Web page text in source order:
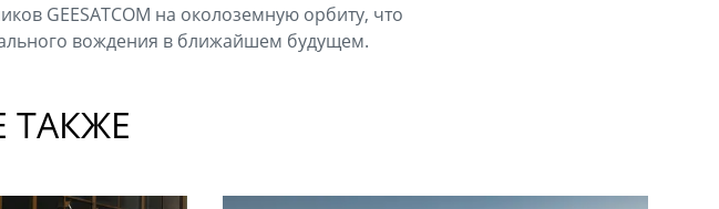
GEESATCOM на околоземную орбиту, что
вождения в ближайшем будущем.
ТАКЖЕ